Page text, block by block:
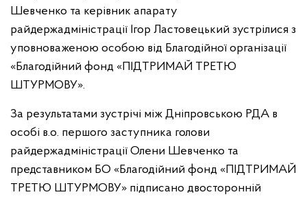
Шевченко та керівник апарату
райдержадміністрації Ігор Ластовецький зустрілися з
уповноваженою особою від Благодійної організації
«Благодійний фонд «ПІДТРИМАЙ ТРЕТЮ
ШТУРМОВУ».
За результатами зустрічі між Дніпровською РДА в
особі в.о. першого заступника голови
райдержадміністрації Олени Шевченко та
представником БО «Благодійний фонд «ПІДТРИМАЙ
ТРЕТЮ ШТУРМОВУ» підписано двосторонній